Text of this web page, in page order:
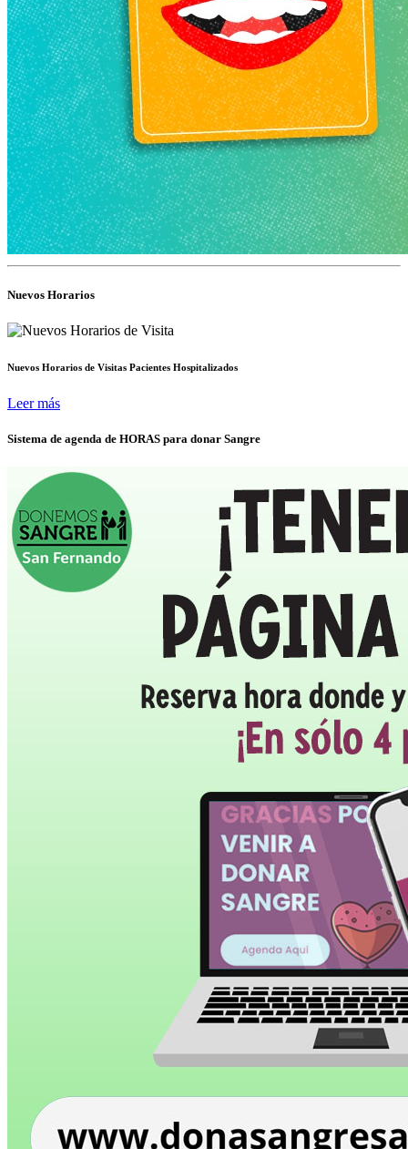
Nuevos Horarios
Nuevos Horarios de Visitas Pacientes Hospitalizados
Leer más
Sistema de agenda de HORAS para donar Sangre